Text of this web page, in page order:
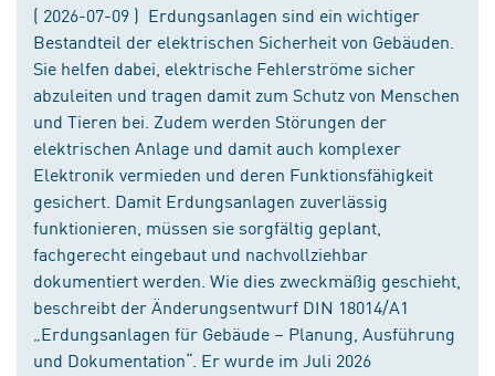
( 2026-07-09 ) Erdungsanlagen sind ein wichtiger
Bestandteil der elektrischen Sicherheit von Gebäuden.
Sie helfen dabei, elektrische Fehlerströme sicher
abzuleiten und tragen damit zum Schutz von Menschen
und Tieren bei. Zudem werden Störungen der
elektrischen Anlage und damit auch komplexer
Elektronik vermieden und deren Funktionsfähigkeit
gesichert. Damit Erdungsanlagen zuverlässig
funktionieren, müssen sie sorgfältig geplant,
fachgerecht eingebaut und nachvollziehbar
dokumentiert werden. Wie dies zweckmäßig geschieht,
beschreibt der Änderungsentwurf DIN 18014/A1
„Erdungsanlagen für Gebäude – Planung, Ausführung
und Dokumentation“. Er wurde im Juli 2026